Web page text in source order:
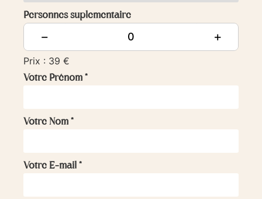
Jaune
Marron
Beige
Gris
Personnes suplementaire
− +
Prix : 39 €
Votre Prénom *
Votre Nom *
Votre E-mail *